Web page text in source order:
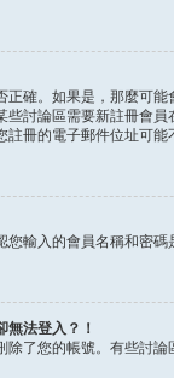
確。如果是，那麼可
些討論區需要新註冊會
冊的電子郵件位址可
輸入的會員名稱和密
法登入？！
了您的帳號。有些討